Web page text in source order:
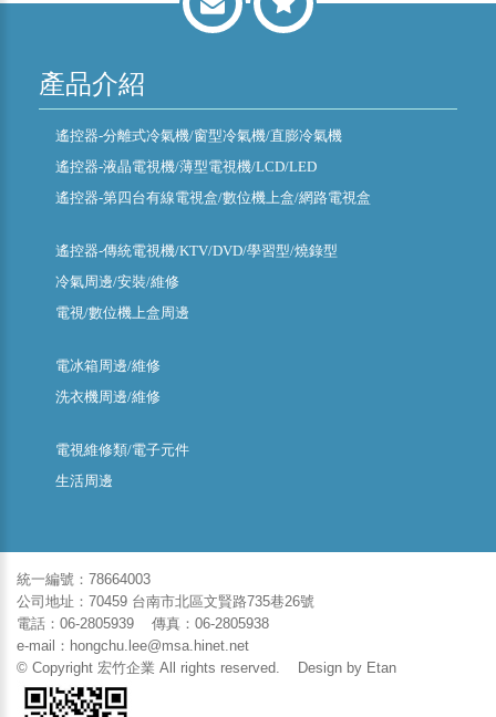
產品介紹
遙控器-分離式冷氣機/窗型冷氣機/直膨冷氣機
遙控器-液晶電視機/薄型電視機/LCD/LED
遙控器-第四台有線電視盒/數位機上盒/網路電視盒
遙控器-傳統電視機/KTV/DVD/學習型/燒錄型
冷氣周邊/安裝/維修
電視/數位機上盒周邊
電冰箱周邊/維修
洗衣機周邊/維修
電視維修類/電子元件
生活周邊
統一編號：78664003
公司地址：70459 台南市北區文賢路735巷26號
電話：06-2805939 傳真：06-2805938
e-mail：hongchu.lee@msa.hinet.net
© Copyright 宏竹企業 All rights reserved. Design by Etan